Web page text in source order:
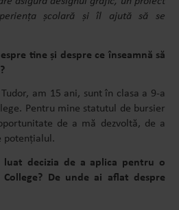
școlară și îl ajută să se
tine și despre ce înseamnă să
am 15 ani, sunt în clasa a 9-a
Pentru mine statutul de bursier
de a mă dezvoltă, de a
potențialul.
luat decizia de a aplica pentru o
De unde ai aflat despre